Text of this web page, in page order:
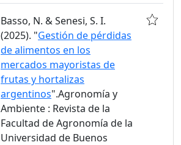
Basso, N. & Senesi, S. I.
(2025). "Gestión de pérdidas
de alimentos en los
mercados mayoristas de
frutas y hortalizas
argentinos".Agronomía y
Ambiente : Revista de la
Facultad de Agronomía de la
Universidad de Buenos